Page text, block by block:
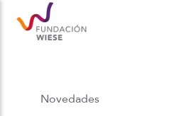
Novedades